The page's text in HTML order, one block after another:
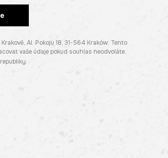
Al. Pokoju 18, 31-564 Kraków. Tento
vaše údaje pokud souhlas neodvoláte.